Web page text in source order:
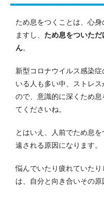
ため息をつくことは、心
ますし、 ため息をついた
ん。
新型コロナウイルス感染
いる人も多い中、ストレ
ので、意識的に深くため
てくださいね。
とはいえ、人前でため息
遠される原因になります。
悩んでいたり疲れていた
は、自分と向き合いその原